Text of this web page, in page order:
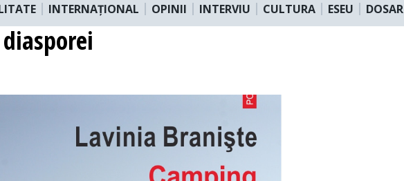
INTERNAȚIONAL OPINII INTERVIU CULTURA ESEU DOSAR